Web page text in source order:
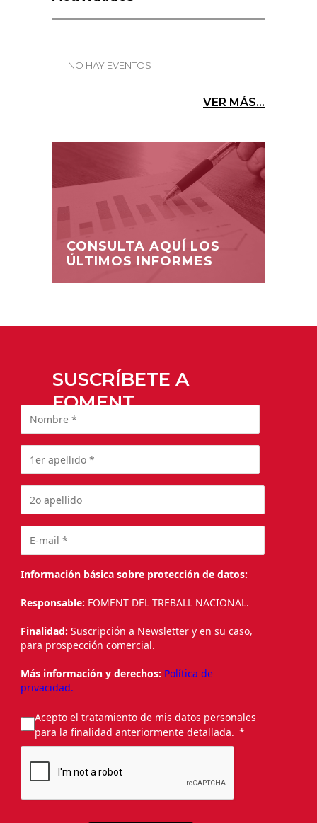
_NO HAY EVENTOS
VER MÁS...
CONSULTA AQUÍ LOS
ÚLTIMOS INFORMES
SUSCRÍBETE A
FOMENT
Información básica sobre protección de datos:
Responsable: FOMENT DEL TREBALL NACIONAL.
Finalidad: Suscripción a Newsletter y en su caso,
para prospección comercial.
Más información y derechos: Política de
privacidad.
Acepto el tratamiento de mis datos personales
para la finalidad anteriormente detallada.